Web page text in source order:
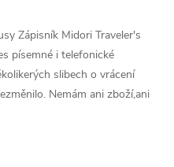
Zápisník Midori Traveler's
písemné i telefonické
slibech o vrácení
Nemám ani zboží,ani